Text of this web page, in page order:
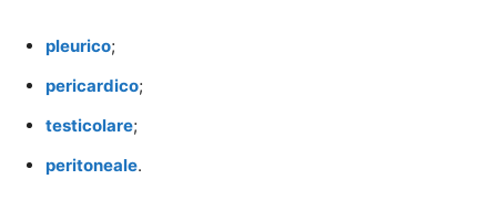
pleurico;
pericardico;
testicolare;
peritoneale.